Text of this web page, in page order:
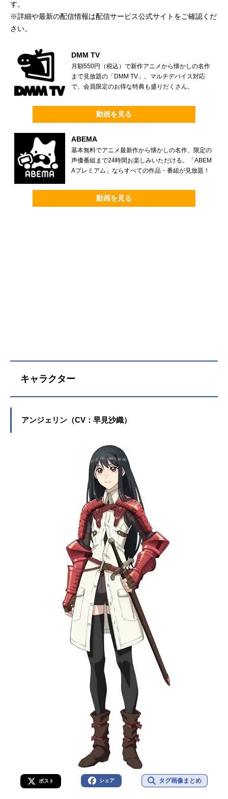
す。
※詳細や最新の配信情報は配信サービス公式サイトをご確認くだ
さい。
DMM TV
月額550円（税込）で新作アニメから懐かしの名作
まで見放題の「DMM TV」。マルチデバイス対応
で、会員限定のお得な特典も盛りだくさん。
動画を見る
ABEMA
基本無料でアニメ最新作から懐かしの名作、限定の
声優番組まで24時間お楽しみいただける。「ABEM
Aプレミアム」ならすべての作品・番組が見放題！
動画を見る
キャラクター
アンジェリン（CV：早見沙織）
ポスト シェア タグ画像まとめ